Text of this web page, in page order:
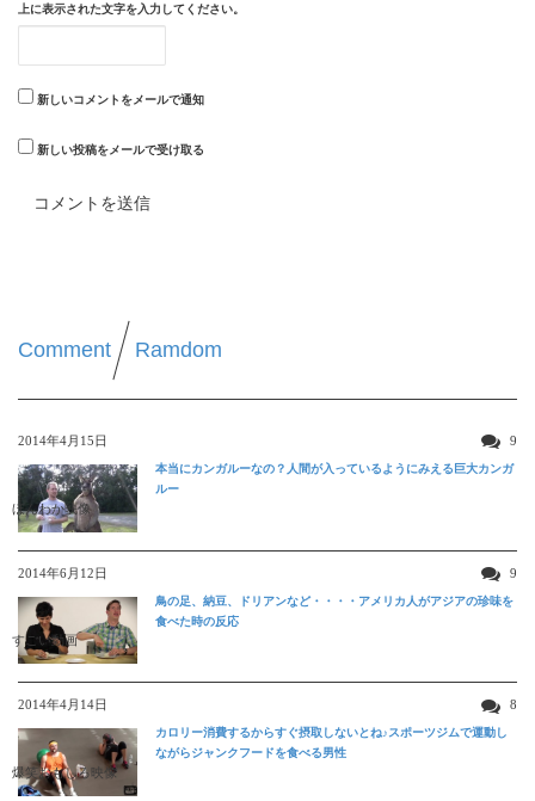
上に表示された文字を入力してください。
新しいコメントをメールで通知
新しい投稿をメールで受け取る
Comment Ramdom
2014年4月15日 9
ほんわか映像
本当にカンガルーなの？人間が入っているようにみえる巨大カンガ
ルー
2014年6月12日 9
すごい動画
鳥の足、納豆、ドリアンなど・・・・アメリカ人がアジアの珍味を
食べた時の反応
2014年4月14日 8
爆笑おもしろ映像
カロリー消費するからすぐ摂取しないとね♪スポーツジムで運動し
ながらジャンクフードを食べる男性